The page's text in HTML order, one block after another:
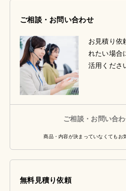
ご相談・お問い合わせ
お見積り依
れたい場合
活用くださ
ご相談・お問い合
商品・内容が決まっていなくてもお
無料見積り依頼